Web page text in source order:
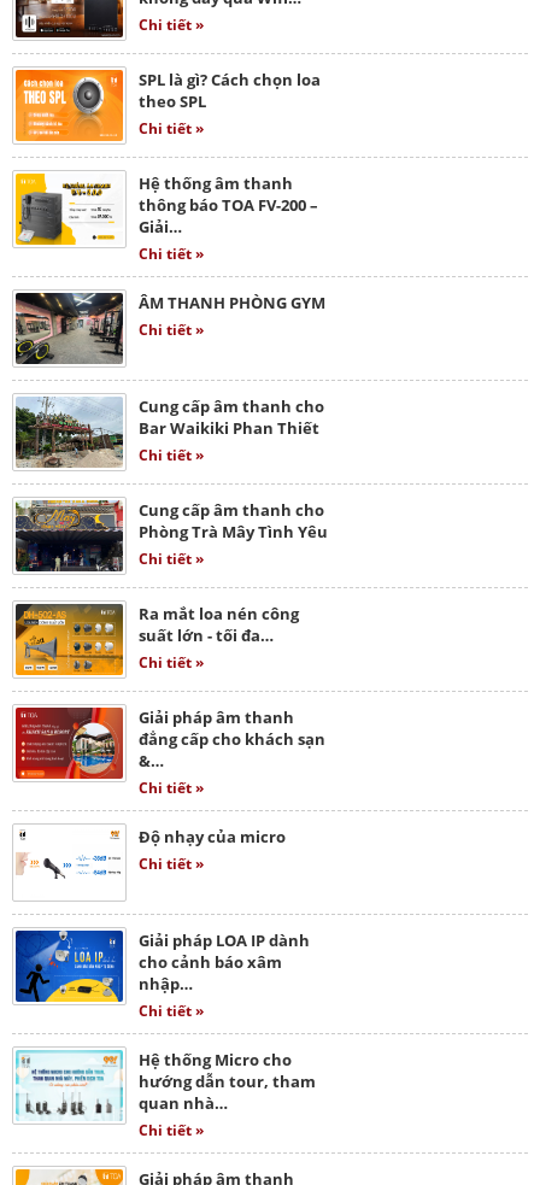
Chi tiết »
SPL là gì? Cách chọn loa
theo SPL
Chi tiết »
Hệ thống âm thanh
thông báo TOA FV-200 –
Giải…
Chi tiết »
ÂM THANH PHÒNG GYM
Chi tiết »
Cung cấp âm thanh cho
Bar Waikiki Phan Thiết
Chi tiết »
Cung cấp âm thanh cho
Phòng Trà Mây Tình Yêu
Chi tiết »
Ra mắt loa nén công
suất lớn - tối đa…
Chi tiết »
Giải pháp âm thanh
đẳng cấp cho khách sạn
&…
Chi tiết »
Độ nhạy của micro
Chi tiết »
Giải pháp LOA IP dành
cho cảnh báo xâm
nhập…
Chi tiết »
Hệ thống Micro cho
hướng dẫn tour, tham
quan nhà…
Chi tiết »
Giải pháp âm thanh